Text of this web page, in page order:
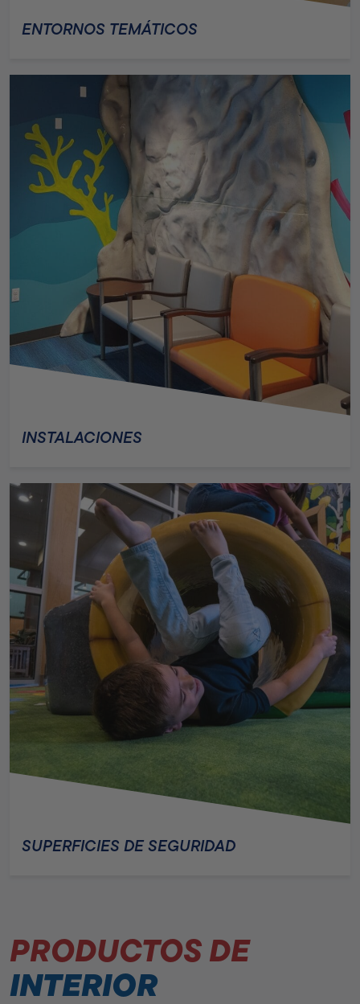
ENTORNOS TEMÁTICOS
INSTALACIONES
SUPERFICIES DE SEGURIDAD
PRODUCTOS DE
INTERIOR